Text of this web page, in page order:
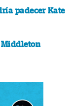
padecer Kate
Middleton